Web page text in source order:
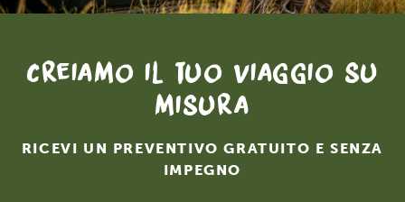
Creiamo il tuo viaggio su
misura
RICEVI UN PREVENTIVO GRATUITO E SENZA
IMPEGNO